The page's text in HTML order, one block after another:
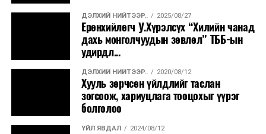
ҮЙЛ ЯВДАЛ 7 цаг 1 минут
Улаанбаатарт өдөртөө 20 хэм дулаан
ҮЙЛ ЯВДАЛ
COP17-ын зочид, төлөөлөгчдөд үйлчлэх 250
орчим жолоочийг сургалтад х...
ДЭЛХИЙ НИЙТЭЭР.. 2025/08/27
Ерөнхийлөгч У.Хүрэлсүх “Хилийн чанад
дахь монголчуудын зөвлөл” ТББ-ын
удирдл...
ДЭЛХИЙ НИЙТЭЭР.. 2020/08/12
Хууль зөрчсөн үйлдлийг таслан
зогсоож, хариуцлага тооцохыг үүрэг
болголоо
ҮЙЛ ЯВДАЛ 2024/08/12